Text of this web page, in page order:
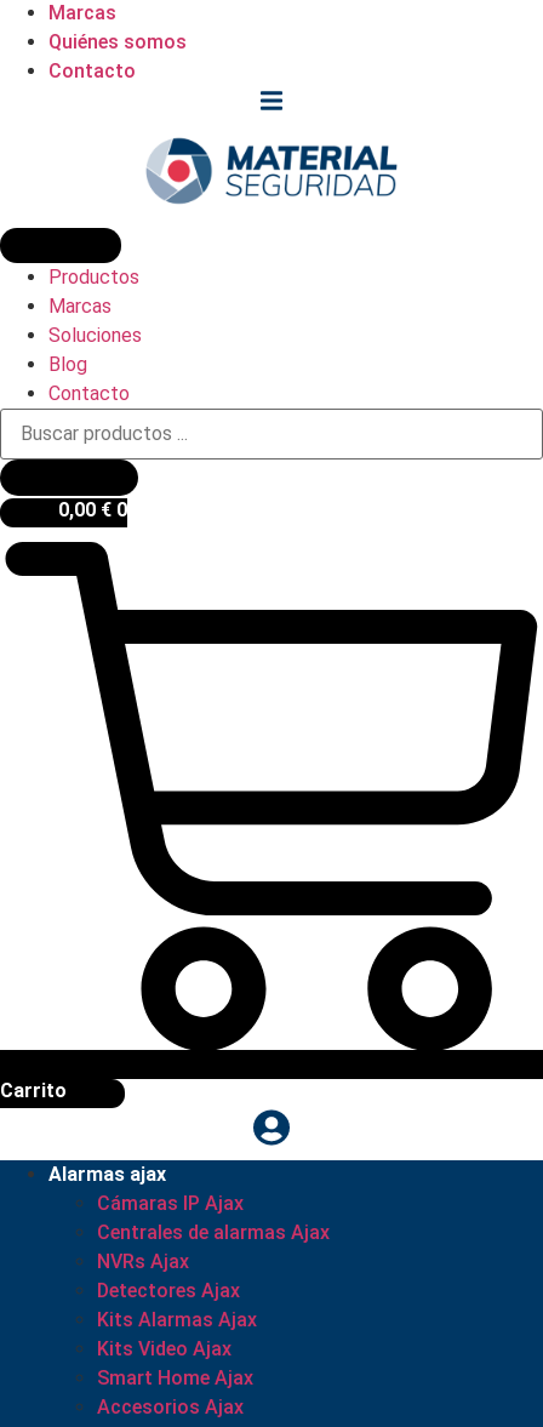
Marcas
Quiénes somos
Contacto
Productos
Marcas
Soluciones
Blog
Contacto
Búsqueda
productos
0,00 € 0
Carrito
Alarmas ajax
Cámaras IP Ajax
Centrales de alarmas Ajax
NVRs Ajax
Detectores Ajax
Kits Alarmas Ajax
Kits Video Ajax
Smart Home Ajax
Accesorios Ajax